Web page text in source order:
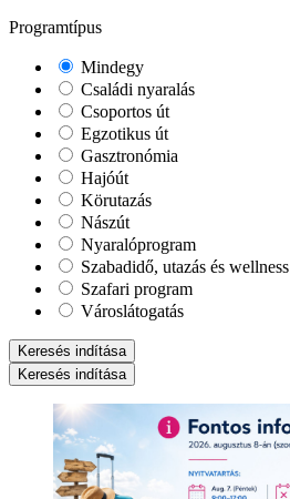
Programtípus
Mindegy
Családi nyaralás
Csoportos út
Egzotikus út
Gasztronómia
Hajóút
Körutazás
Nászút
Nyaralóprogram
Szabadidő, utazás és wellness
Szafari program
Városlátogatás
Keresés indítása
Keresés indítása